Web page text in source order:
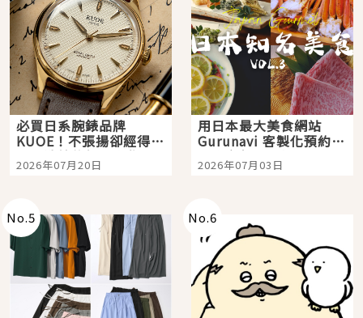
必買日系腕錶品牌
KUOE！不張揚卻經得起
時間洗鍊的經典之作五
選
2026年07月20日
用日本最大美食網站
Gurunavi 客製化預約九
大都市餐廳，打造專屬
美食體驗！
2026年07月03日
No.5 No.6